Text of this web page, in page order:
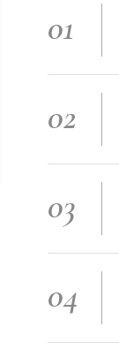
01
02
03
04